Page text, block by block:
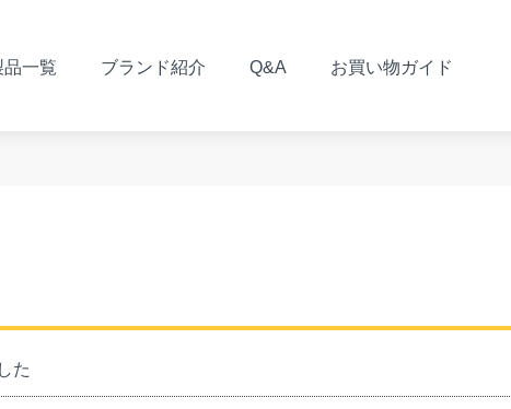
品一覧 ブランド紹介 Q&A お買い物ガイド
た